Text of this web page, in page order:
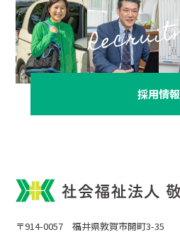
採用情報
〒914-0057 福井県敦賀市開町3-35